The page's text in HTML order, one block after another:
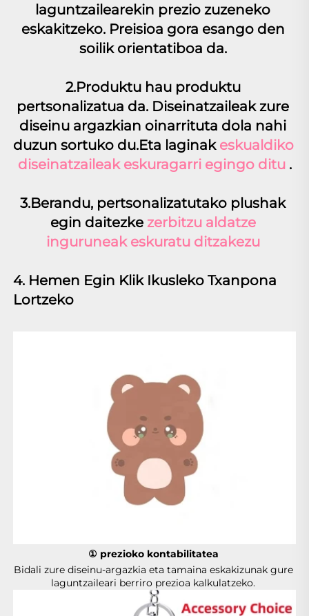
laguntzailearekin prezio zuzeneko
eskakitzeko. Preisioa gora esango den
soilik orientatiboa da.
2.Produktu hau produktu
pertsonalizatua da. Diseinatzaileak zure
diseinu argazkian oinarrituta dola nahi
duzun sortuko du.Eta laginak eskualdiko
diseinatzaileak eskuragarri egingo ditu .
3.Berandu, pertsonalizatutako plushak
egin daitezke zerbitzu aldatze
inguruneak eskuratu ditzakezu
4. Hemen Egin Klik Ikusleko Txanpona
Lortzeko
① prezioko kontabilitatea
Bidali zure diseinu-argazkia eta tamaina eskakizunak gure
laguntzaileari berriro prezioa kalkulatzeko.